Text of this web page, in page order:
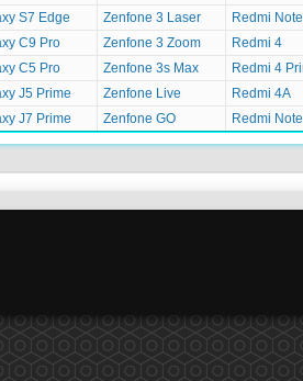
S7 Edge Zenfone 3 Laser
Redmi
C9 Pro Zenfone 3 Zoom
Redmi 4
C5 Pro Zenfone 3s Max
Redmi 4
J5 Prime Zenfone Live
Redmi 4A
J7 Prime Zenfone GO Redmi